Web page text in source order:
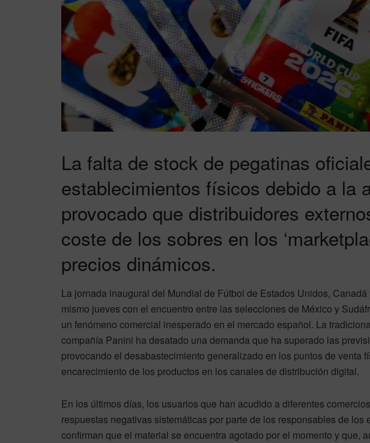
La falta de stock de pegatinas
establecimientos físicos debido a la
provocado que distribuidores
coste de los sobres en los
precios dinámicos.
La jornada inaugural del Mundial de Fútbol de Estados Unidos,
mismo jueves con el encuentro entre las selecciones de México y
un fenómeno comercial inesperado en el mercado español. La
compañía Panini ha desatado una demanda que ha superado las
provocando el desabastecimiento generalizado en los puntos de venta
encarecimiento de los productos en los canales de distribución digital.
En los últimos días, los usuarios que han acudido a diferentes
respuestas negativas sistemáticas por parte de los responsables de los
confirman que el material se encuentra agotado por el momento y que,